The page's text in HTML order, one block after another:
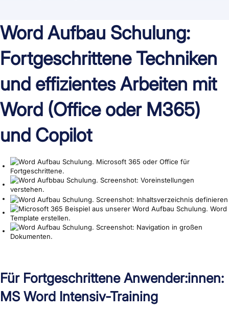
Word Aufbau Schulung:
Fortgeschrittene Techniken
und effizientes Arbeiten mit
Word (Office oder M365)
und Copilot
Für Fortgeschrittene Anwender:innen:
MS Word Intensiv-Training